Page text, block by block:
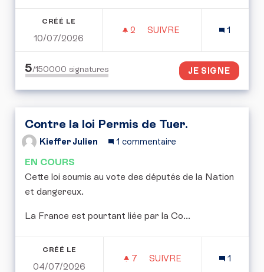
CRÉÉ LE
10/07/2026
2 2 ABONNÉS
SUIVRE
1
5/150000 signatures JE SIGNE
Contre la loi Permis de Tuer.
Kieffer Julien 1 commentaire
EN COURS
Cette loi soumis au vote des députés de la Nation
et dangereux.
La France est pourtant liée par la Co...
CRÉÉ LE
04/07/2026
7 7 ABONNÉS
SUIVRE
1